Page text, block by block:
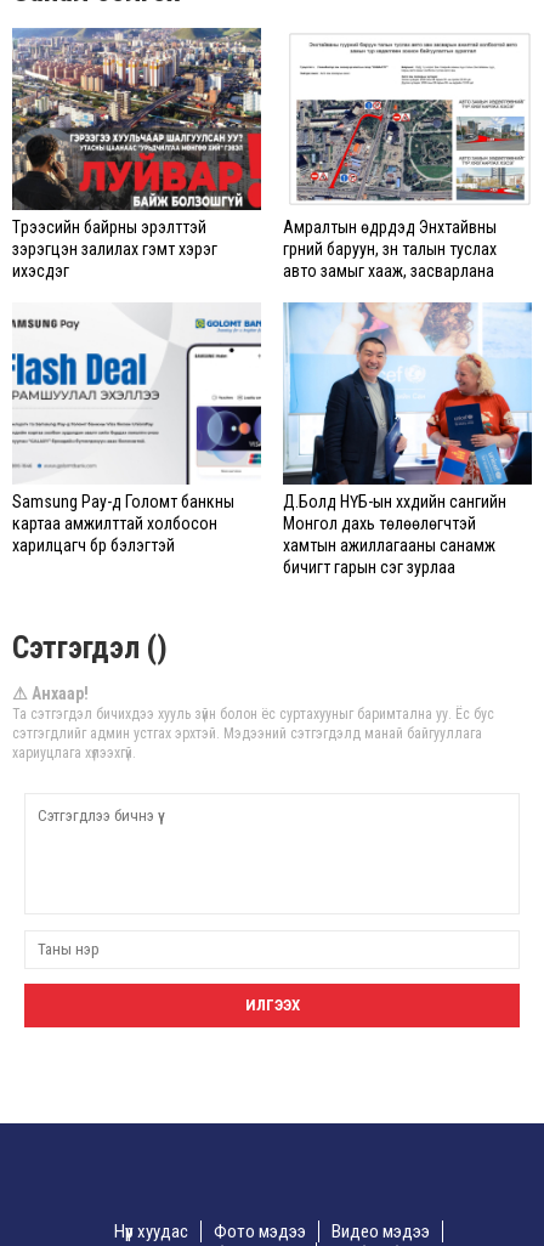
Түрээсийн байрны эрэлттэй
зэрэгцэн залилах гэмт хэрэг
ихэсдэг
Амралтын өдрүүдэд Энхтайвны
гүүрний баруун, зүүн талын туслах
авто замыг хааж, засварлана
Samsung Pay-д Голомт банкны
картаа амжилттай холбосон
харилцагч бүр бэлэгтэй
Д.Болд НҮБ-ын хүүхдийн сангийн
Монгол дахь төлөөлөгчтэй
хамтын ажиллагааны санамж
бичигт гарын үсэг зурлаа
Сэтгэгдэл ()
⚠ Анхаар!
Та сэтгэгдэл бичихдээ хууль зүйн болон ёс суртахууныг баримтална уу. Ёс бус
сэтгэгдлийг админ устгах эрхтэй. Мэдээний сэтгэгдэлд манай байгууллага
хариуцлага хүлээхгүй.
Нүүр хуудас Фото мэдээ
Видео мэдээ